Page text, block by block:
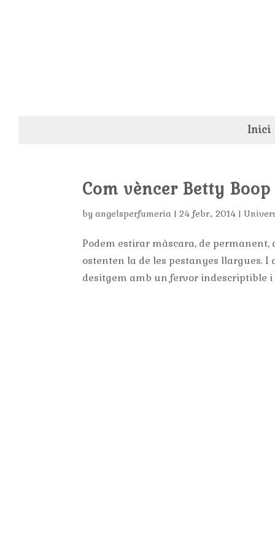
Inici
Com vèncer Betty
byangelsperfumeria |24 febr., 2014 |
Podem estirar màscara, de
ostenten la de les pestanyes llargues.
desitgem amb un fervor indescriptible i